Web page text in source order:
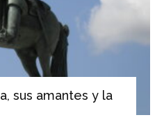
sus amantes y la